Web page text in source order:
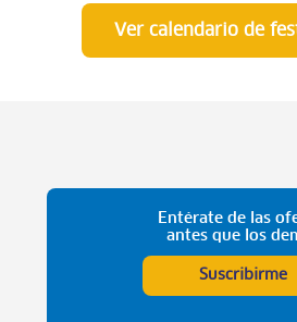
Ver calendario de
Entérate de las
antes que los
Suscribirme